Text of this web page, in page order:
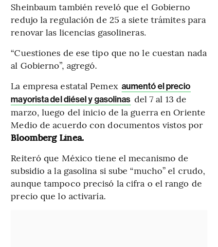
Sheinbaum también reveló que el Gobierno
redujo la regulación de 25 a siete trámites para
renovar las licencias gasolineras.
“Cuestiones de ese tipo que no le cuestan nada
al Gobierno”, agregó.
La empresa estatal Pemex aumentó el precio
mayorista del diésel y gasolinas del 7 al 13 de
marzo, luego del inicio de la guerra en Oriente
Medio de acuerdo con documentos vistos por
Bloomberg Línea.
Reiteró que México tiene el mecanismo de
subsidio a la gasolina si sube “mucho” el crudo,
aunque tampoco precisó la cifra o el rango de
precio que lo activaría.